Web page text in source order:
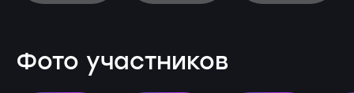
Фото участников